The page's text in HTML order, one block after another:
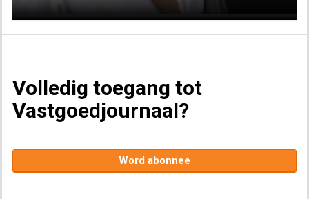
Volledig toegang tot
Vastgoedjournaal?
Word abonnee